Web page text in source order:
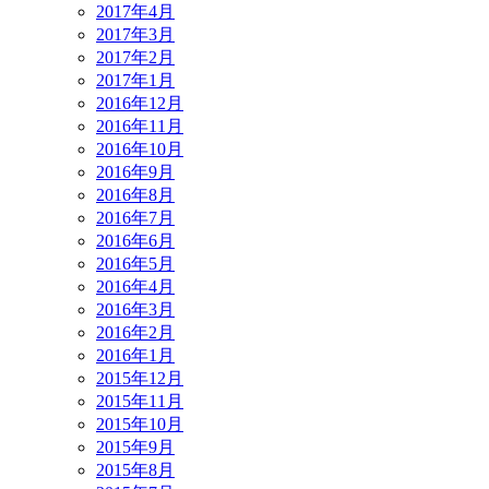
2017年4月
2017年3月
2017年2月
2017年1月
2016年12月
2016年11月
2016年10月
2016年9月
2016年8月
2016年7月
2016年6月
2016年5月
2016年4月
2016年3月
2016年2月
2016年1月
2015年12月
2015年11月
2015年10月
2015年9月
2015年8月